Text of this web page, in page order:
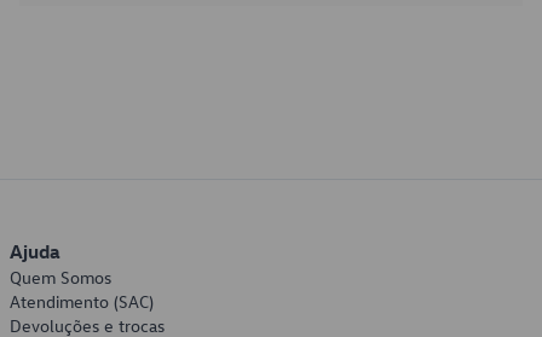
Ajuda
Quem Somos
Atendimento (SAC)
Devoluções e trocas